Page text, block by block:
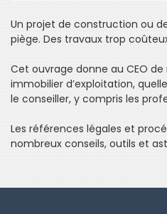
Un projet de construction ou
piège. Des travaux trop
Cet ouvrage donne au CEO
immobilier d’exploitation,
le conseiller, y compris les
Les références légales et
nombreux conseils, outils et